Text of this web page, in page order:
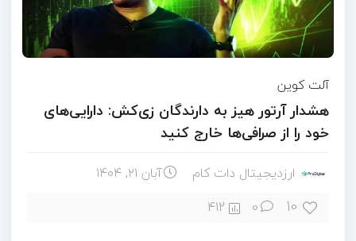
آلت کوین
هشدار آرتور هیز به دارندگان زی‌کش: دارایی‌های
خود را از صرافی‌ها خارج کنید
ارزدیجیتال دات کام آبان ۲۱, ۱۴۰۴
10
0
412